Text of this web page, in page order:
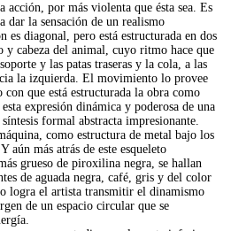
acción, por más violenta que ésta sea. Es
dar la sensación de un realismo
es diagonal, pero está estructurada en dos
y cabeza del animal, cuyo ritmo hace que
y las patas traseras y la cola, a las
la izquierda. El movimiento lo provee
que está estructurada la obra como
expresión dinámica y poderosa de una
formal abstracta impresionante.
como estructura de metal bajo los
aún más atrás de este esqueleto
grueso de piroxilina negra, se hallan
de aguada negra, café, gris y del color
logra el artista transmitir el dinamismo
de un espacio circular que se